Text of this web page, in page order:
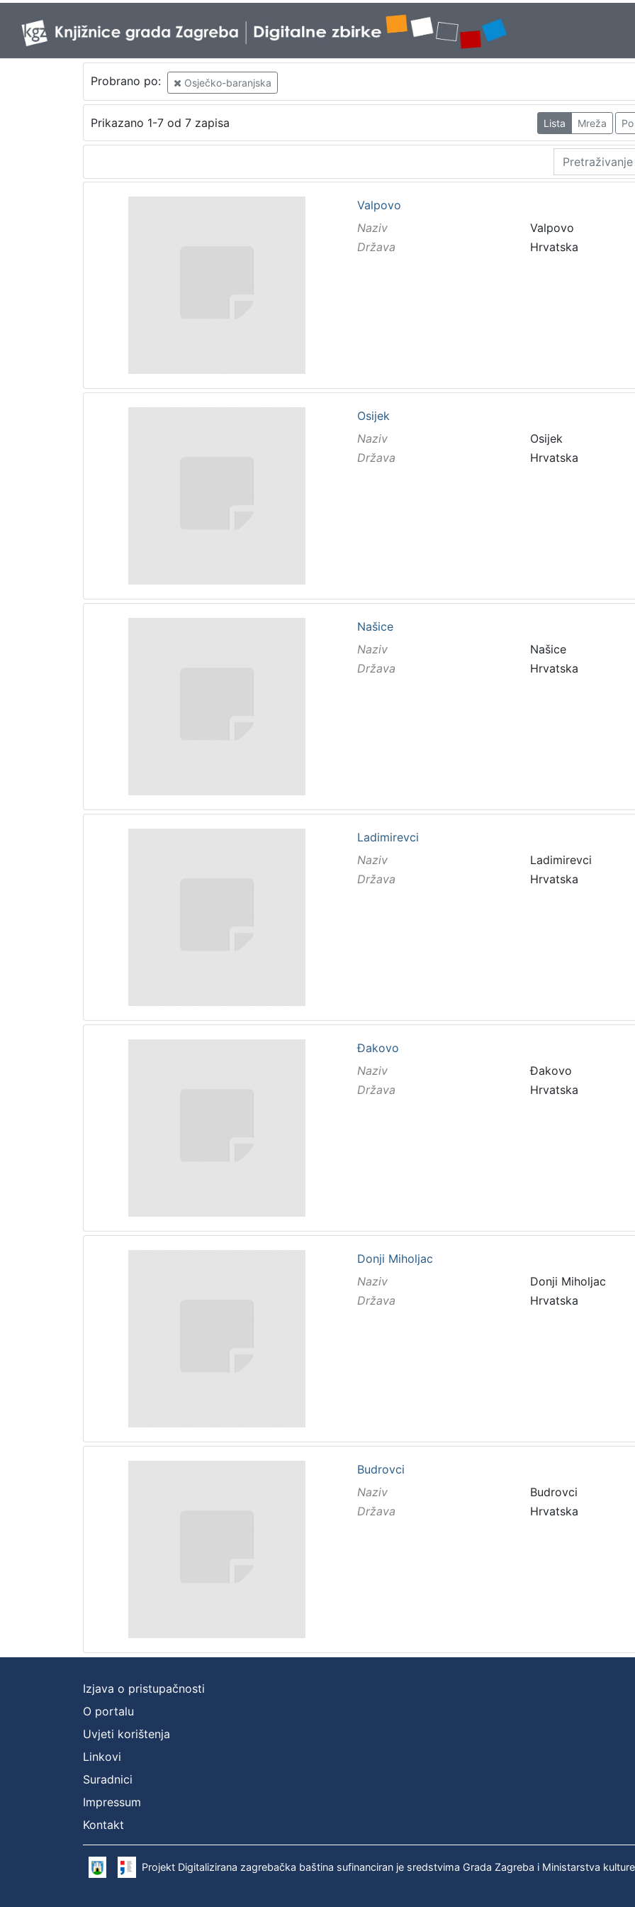
Probrano po: Osječko-baranjska
Prikazano 1-7 od 7 zapisa Lista Mreža
Valpovo
Naziv
Valpovo
Država
Hrvatska
Osijek
Naziv
Osijek
Država
Hrvatska
Našice
Naziv
Našice
Država
Hrvatska
Ladimirevci
Naziv
Ladimirevci
Država
Hrvatska
Đakovo
Naziv
Đakovo
Država
Hrvatska
Donji Miholjac
Naziv
Donji Miholjac
Država
Hrvatska
Budrovci
Naziv
Budrovci
Država
Hrvatska
Izjava o pristupačnosti
O portalu
Uvjeti korištenja
Linkovi
Suradnici
Impressum
Kontakt
Projekt Digitalizirana zagrebačka baština sufinanciran je sredstvima Grada Zagreba i Ministarstva